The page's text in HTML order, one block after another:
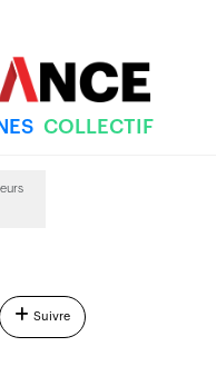
COLLECTIF
Suivre